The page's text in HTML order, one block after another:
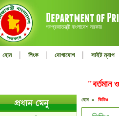
গনপ্রজাতন্ত্রী বাংলাদেশ সরকার
হোম | লিংক | যোগাযোগ | সাইট ম্যাপ
হোম » ভিডিও